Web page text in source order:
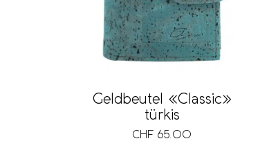
Geldbeutel «Classic»
türkis
CHF 65.00